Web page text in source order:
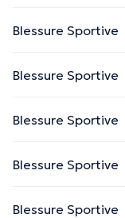
Blessure Sportive
Blessure Sportive
Blessure Sportive
Blessure Sportive
Blessure Sportive